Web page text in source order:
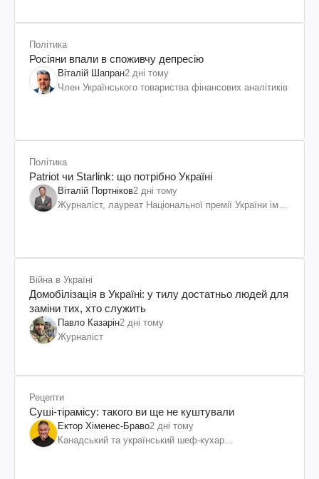
Політика
Росіяни впали в споживчу депресію
Віталій Шапран2 дні тому
Член Українського товариства фінансових аналітиків
Політика
Patriot чи Starlink: що потрібно Україні
Віталій Портніков2 дні тому
Журналіст, лауреат Національної премії України ім.
Війна в Україні
Домобілізація в Україні: у тилу достатньо людей для
заміни тих, хто служить
Павло Казарін2 дні тому
Журналіст
Рецепти
Суші-тірамісу: такого ви ще не куштували
Ектор Хіменес-Браво2 дні тому
Канадський та український шеф-кухар